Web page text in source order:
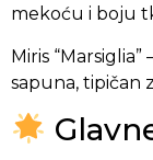
mekoću i boju
Miris
sapuna, tipičan